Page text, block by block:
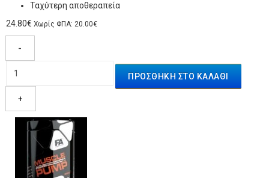
Ταχύτερη αποθεραπεία
24.80€ Χωρίς ΦΠΑ: 20.00€
-
+